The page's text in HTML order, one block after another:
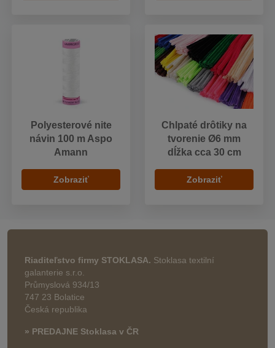
Polyesterové nite
návin 100 m Aspo
Amann
Zobraziť
Chlpaté drôtiky na
tvorenie Ø6 mm
dĺžka cca 30 cm
Zobraziť
Riaditeľstvo firmy STOKLASA. Stoklasa textilní
galanterie s.r.o.
Průmyslová 934/13
747 23 Bolatice
Česká republika
» PREDAJNE Stoklasa v ČR